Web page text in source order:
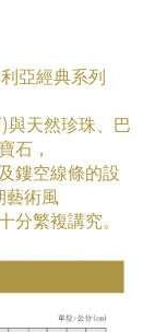
亞經典系列
天然珍珠、巴
石，
鏤空線條的設
藝術風
分繁複講究。